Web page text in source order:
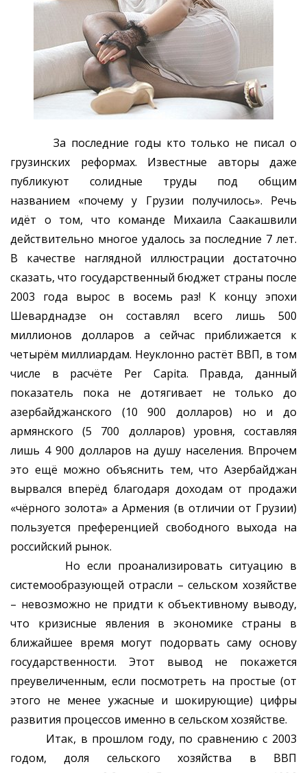
За последние годы кто только не писал о
грузинских реформах. Известные авторы даже
публикуют солидные труды под общим
названием «почему у Грузии получилось». Речь
идёт о том, что команде Михаила Саакашвили
действительно многое удалось за последние 7 лет.
В качестве наглядной иллюстрации достаточно
сказать, что государственный бюджет страны после
2003 года вырос в восемь раз! К концу эпохи
Шеварднадзе он составлял всего лишь 500
миллионов долларов а сейчас приближается к
четырём миллиардам. Неуклонно растёт ВВП, в том
числе в расчёте Per Capita. Правда, данный
показатель пока не дотягивает не только до
азербайджанского (10 900 долларов) но и до
армянского (5 700 долларов) уровня, составляя
лишь 4 900 долларов на душу населения. Впрочем
это ещё можно объяснить тем, что Азербайджан
вырвался вперёд благодаря доходам от продажи
«чёрного золота» а Армения (в отличии от Грузии)
пользуется преференцией свободного выхода на
российский рынок.
Но если проанализировать ситуацию в
системообразующей отрасли – сельском хозяйстве
– невозможно не придти к объективному выводу,
что кризисные явления в экономике страны в
ближайшее время могут подорвать саму основу
государственности. Этот вывод не покажется
преувеличенным, если посмотреть на простые (от
этого не менее ужасные и шокирующие) цифры
развития процессов именно в сельском хозяйстве.
Итак, в прошлом году, по сравнению с 2003
годом, доля сельского хозяйства в ВВП